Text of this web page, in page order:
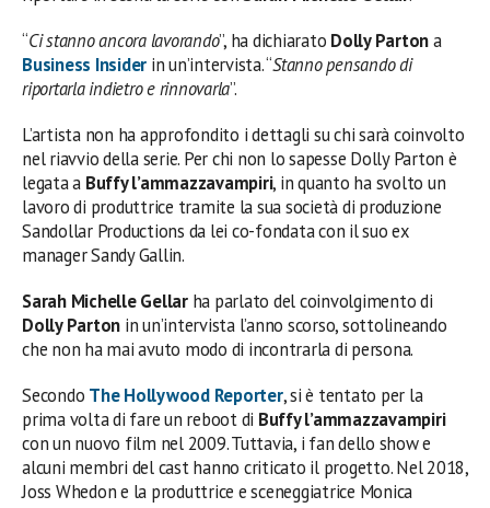
“Ci stanno ancora lavorando”, ha dichiarato Dolly Partona
Business Insider in un’intervista. “Stanno pensando di
riportarla indietro e rinnovarla”.
L’artista non ha approfondito i dettagli su chi sarà coinvolto
nel riavvio della serie. Per chi non lo sapesse Dolly Parton è
legata a Buffy l’ammazzavampiri, in quanto ha svolto un
lavoro di produttrice tramite la sua società di produzione
Sandollar Productions da lei co-fondata con il suo ex
manager Sandy Gallin.
Sarah Michelle Gellarha parlato del coinvolgimento di
Dolly Parton in un’intervista l’anno scorso, sottolineando
che non ha mai avuto modo di incontrarla di persona.
Secondo The Hollywood Reporter, si è tentato per la
prima volta di fare un reboot di Buffy l’ammazzavampiri
con un nuovo film nel 2009. Tuttavia, i fan dello show e
alcuni membri del cast hanno criticato il progetto. Nel 2018,
Joss Whedon e la produttrice e sceneggiatrice Monica